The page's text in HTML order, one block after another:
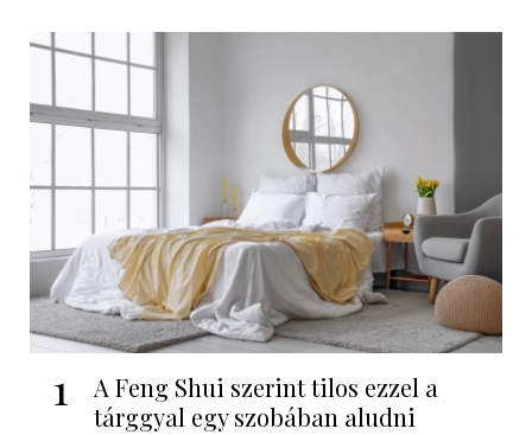
1
A Feng Shui szerint tilos ezzel a
tárggyal egy szobában aludni